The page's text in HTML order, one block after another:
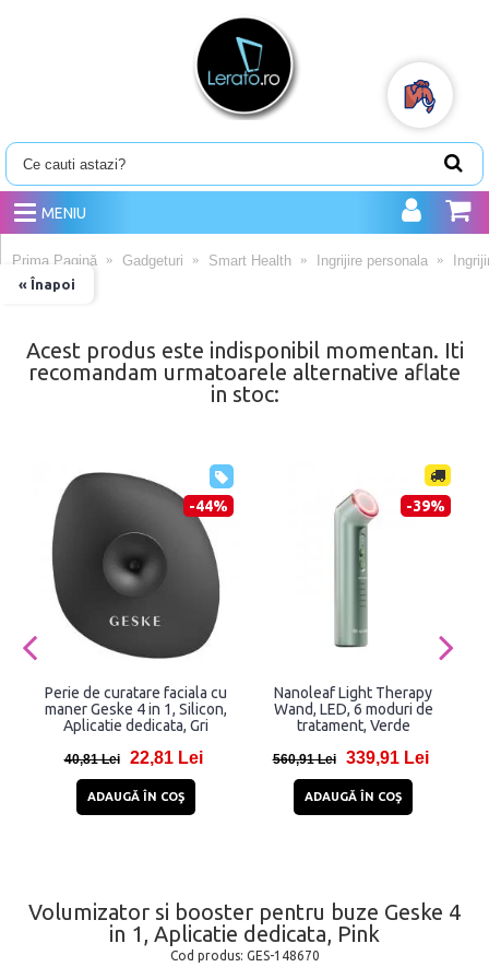
MENIU
« Înapoi
Prima Pagină Gadgeturi Smart Health Ingrijire personala
Acest produs este indisponibil momentan. Iti
recomandam urmatoarele alternative aflate
in stoc:
-44%
Perie de curatare faciala cu
maner Geske 4 in 1, Silicon,
Aplicatie dedicata, Gri
40,81 Lei 22,81 Lei
ADAUGĂ ÎN COŞ
-39%
Nanoleaf Light Therapy
Wand, LED, 6 moduri de
tratament, Verde
560,91 Lei 339,91 Lei
ADAUGĂ ÎN COŞ
Volumizator si booster pentru buze Geske 4
in 1, Aplicatie dedicata, Pink
Cod produs: GES-148670